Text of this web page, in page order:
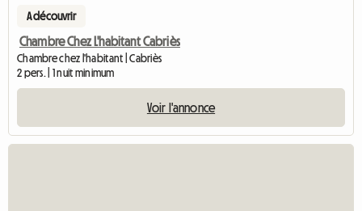
A découvrir
Chambre Chez L'habitant Cabriès
Chambre chez l'habitant | Cabriès
2 pers. | 1 nuit minimum
Voir l'annonce